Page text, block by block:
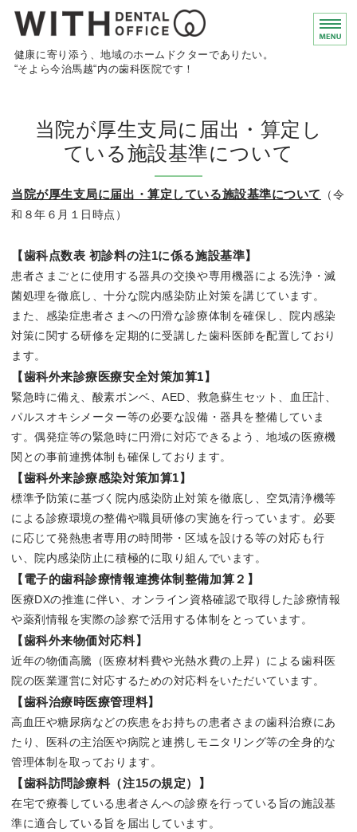
ウィズデンタルオフィ
健康に寄り添う、地域のホームドクターでありたい。
“そよら今治馬越“内の歯科医院です！
診療内容
院内紹介
求人情報
当院が厚生支局に届出・算定し
ている施設基準について
当院が厚生支局に届出・算定している施設基準について
（令
和８年６月１日時点）
【歯科点数表 初診料の注1に係る施設基準】
患者さまごとに使用する器具の交換や専用機器による洗浄・滅
菌処理を徹底し、十分な院内感染防止対策を講じています。
また、感染症患者さまへの円滑な診療体制を確保し、院内感染
対策に関する研修を定期的に受講した歯科医師を配置しており
ます。
【歯科外来診療医療安全対策加算1】
緊急時に備え、酸素ボンベ、AED、救急蘇生セット、血圧計、
パルスオキシメーター等の必要な設備・器具を整備していま
す。偶発症等の緊急時に円滑に対応できるよう、地域の医療機
関との事前連携体制も確保しております。
【歯科外来診療感染対策加算1】
標準予防策に基づく院内感染防止対策を徹底し、空気清浄機等
による診療環境の整備や職員研修の実施を行っています。必要
に応じて発熱患者専用の時間帯・区域を設ける等の対応も行
い、院内感染防止に積極的に取り組んでいます。
【電子的歯科診療情報連携体制整備加算２】
医療DXの推進に伴い、オンライン資格確認で取得した診療情報
や薬剤情報を実際の診察で活用する体制をとっています。
【歯科外来物価対応料】
近年の物価高騰（医療材料費や光熱水費の上昇）による歯科医
院の医業運営に対応するための対応料をいただいています。
【歯科治療時医療管理料】
高血圧や糖尿病などの疾患をお持ちの患者さまの歯科治療にあ
たり、医科の主治医や病院と連携しモニタリング等の全身的な
管理体制を取っております。
【歯科訪問診療料（注15の規定）】
在宅で療養している患者さんへの診療を行っている旨の施設基
準に適合している旨を届出しています。